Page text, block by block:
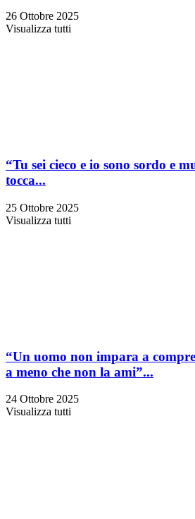
26 Ottobre 2025
Visualizza tutti
“Tu sei cieco e io sono sordo e
tocca...
25 Ottobre 2025
Visualizza tutti
“Un uomo non impara a
a meno che non la ami”...
24 Ottobre 2025
Visualizza tutti